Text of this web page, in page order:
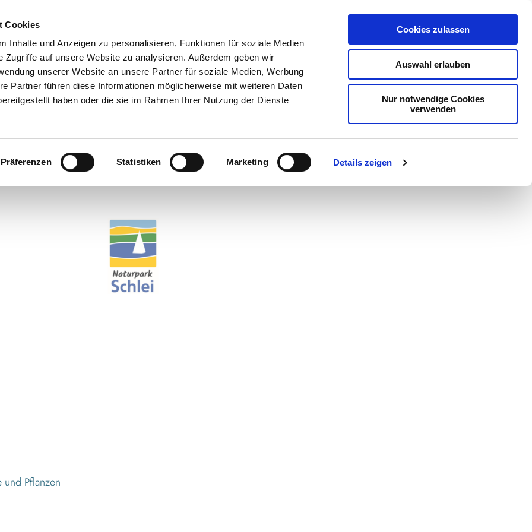
Cookies
Inhalte und Anzeigen zu personalisieren, Funktionen für soziale Medien
Zugriffe auf unsere Website zu analysieren. Außerdem geben wir
unserer Website an unsere Partner für soziale Medien, Werbung
Partner führen diese Informationen möglicherweise mit weiteren Daten
haben oder die sie im Rahmen Ihrer Nutzung der Dienste
Präferenzen Statistiken Marketing Details zeigen
Cookies zulassen
Auswahl erlauben
Nur notwendige Cookies
verwenden
Tiere und Pflanzen
und Pflanzen